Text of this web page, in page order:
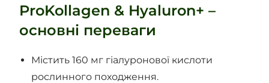
ProKollagen & Hyaluron+ –
основні переваги
Містить 160 мг гіалуронової кислоти
рослинного походження.